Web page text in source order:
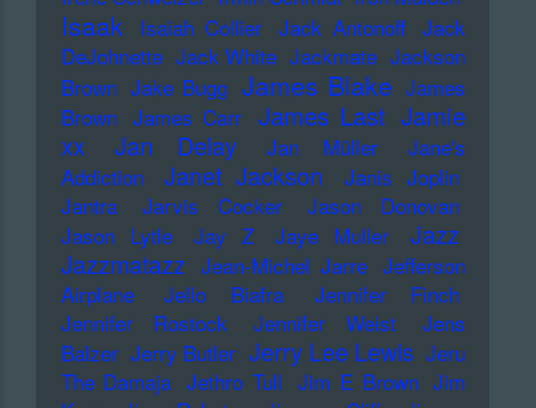
Isaak Isaiah Collier Jack Antonoff Jack
DeJohnette Jack White Jackmate Jackson
Brown Jake Bugg James Blake James
Brown James Carr James Last Jamie
xx
Jan Delay Jan Müller
Jane's
Addiction
Janet Jackson
Janis Joplin
Jantra
Jarvis Cocker
Jason Donovan
Jason Lytle
Jay Z Jaye Muller
Jazz
Jazzmatazz Jean-Michel Jarre Jefferson
Airplane
Jello Biafra
Jennifer Finch
Jennifer Rostock
Jennifer Weist
Jens
Balzer Jerry Butler Jerry Lee Lewis Jeru
The Damaja Jethro Tull Jim E Brown Jim